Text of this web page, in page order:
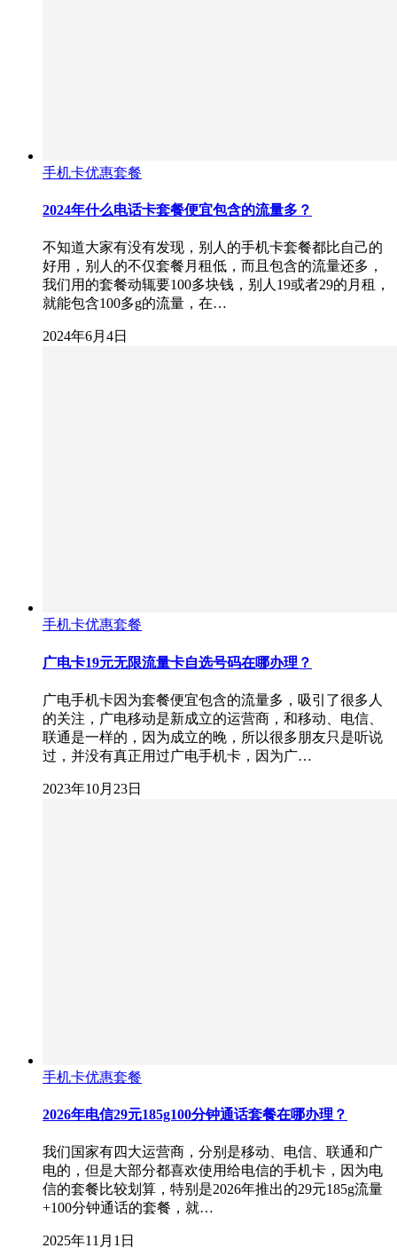
手机卡优惠套餐
2024年什么电话卡套餐便宜包含的流量多？
不知道大家有没有发现，别人的手机卡套餐都比自己的
好用，别人的不仅套餐月租低，而且包含的流量还多，
我们用的套餐动辄要100多块钱，别人19或者29的月租，
就能包含100多g的流量，在…
2024年6月4日
手机卡优惠套餐
广电卡19元无限流量卡自选号码在哪办理？
广电手机卡因为套餐便宜包含的流量多，吸引了很多人
的关注，广电移动是新成立的运营商，和移动、电信、
联通是一样的，因为成立的晚，所以很多朋友只是听说
过，并没有真正用过广电手机卡，因为广…
2023年10月23日
手机卡优惠套餐
2026年电信29元185g100分钟通话套餐在哪办理？
我们国家有四大运营商，分别是移动、电信、联通和广
电的，但是大部分都喜欢使用给电信的手机卡，因为电
信的套餐比较划算，特别是2026年推出的29元185g流量
+100分钟通话的套餐，就…
2025年11月1日